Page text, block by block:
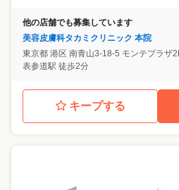
他の店舗でも募集しています
美容皮膚科タカミクリニック 本院
東京都 港区 南青山3-18-5 モンテプラザ
表参道駅 徒歩2分
キープする